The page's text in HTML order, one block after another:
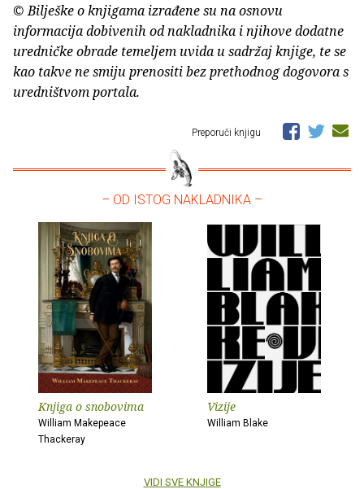
© Bilješke o knjigama izrađene su na osnovu
informacija dobivenih od nakladnika i njihove dodatne
uredničke obrade temeljem uvida u sadržaj knjige, te se
kao takve ne smiju prenositi bez prethodnog dogovora s
uredništvom portala.
Preporuči knjigu
– OD ISTOG NAKLADNIKA –
Knjiga o snobovima
William Makepeace
Thackeray
Vizije
William Blake
VIDI SVE KNJIGE